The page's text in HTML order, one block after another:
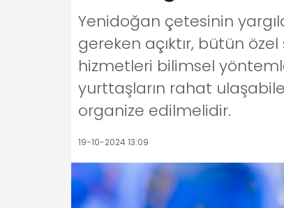
Yenidoğan çetesinin
gereken açıktır, bütün
hizmetleri bilimsel
yurttaşların rahat
organize edilmelidir.
19-10-2024 13:09